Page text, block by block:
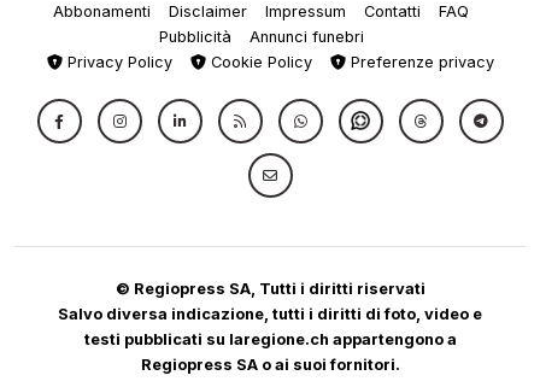
Abbonamenti Disclaimer Impressum Contatti
FAQ
Pubblicità
Annunci funebri
Privacy Policy
Cookie Policy Preferenze privacy
© Regiopress SA, Tutti i diritti riservati
Salvo diversa indicazione, tutti i diritti di foto, video e
testi pubblicati su laregione.ch appartengono a
Regiopress SA o ai suoi fornitori.